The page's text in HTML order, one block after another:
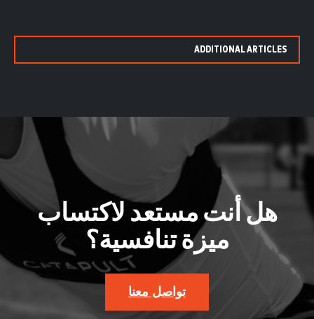
ADDITIONAL ARTICLES
هل أنت مستعد لاكتساب
ميزة تنافسية؟
تواصل معنا